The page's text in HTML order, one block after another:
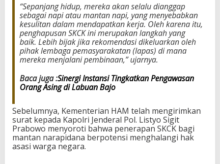
“Sepanjang hidup, mereka akan selalu dianggap
sebagai napi atau mantan napi, yang menyebabkan
kesulitan dalam mendapatkan kerja. Oleh karena itu,
penghapusan SKCK ini merupakan langkah yang
baik. Lebih bijak jika rekomendasi dikeluarkan oleh
pihak lembaga pemasyarakatan (lapas) di mana
mereka menjalani pembinaan,” ujarnya.
Baca juga :Sinergi Instansi Tingkatkan Pengawasan
Orang Asing di Labuan Bajo
Sebelumnya, Kementerian HAM telah mengirimkan
surat kepada Kapolri Jenderal Pol. Listyo Sigit
Prabowo menyoroti bahwa penerapan SKCK bagi
mantan narapidana berpotensi menghalangi hak
asasi warga negara.